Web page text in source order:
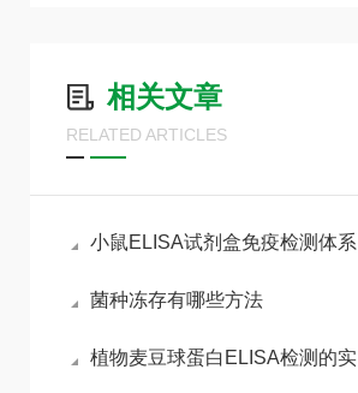
相关文章
RELATED ARTICLES
小鼠ELISA试剂盒免疫检测体系与动物模型实验实操指南
菌种冻存有哪些方法
植物麦豆球蛋白ELISA检测的实验流程